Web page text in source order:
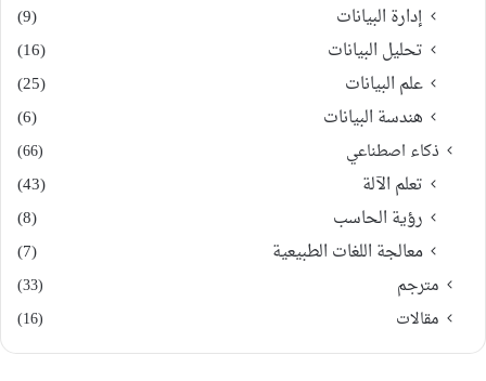
إدارة البيانات
(9)
تحليل البيانات
(16)
علم البيانات
(25)
هندسة البيانات
(6)
ذكاء اصطناعي (66)
تعلم الآلة
(43)
رؤية الحاسب
(8)
معالجة اللغات الطبيعية
(7)
مترجم
(33)
مقالات
(16)